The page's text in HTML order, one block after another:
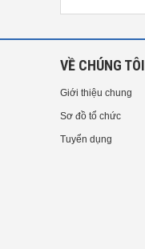
VỀ CHÚNG TÔI
Giới thiệu chung
Sơ đồ tổ chức
Tuyển dụng